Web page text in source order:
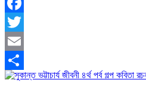
Facebook
Twitter
Email
Share